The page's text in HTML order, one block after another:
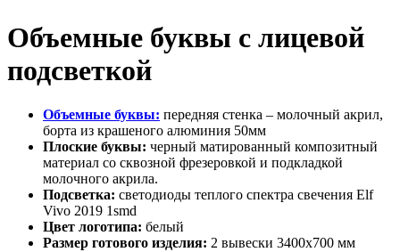
Объемные буквы с лицевой
подсветкой
Объемные буквы: передняя стенка – молочный акрил,
борта из крашеного алюминия 50мм
Плоские буквы: черный матированный композитный
материал со сквозной фрезеровкой и подкладкой
молочного акрила.
Подсветка: светодиоды теплого спектра свечения Elf
Vivo 2019 1smd
Цвет логотипа: белый
Размер готового изделия: 2 вывески 3400х700 мм